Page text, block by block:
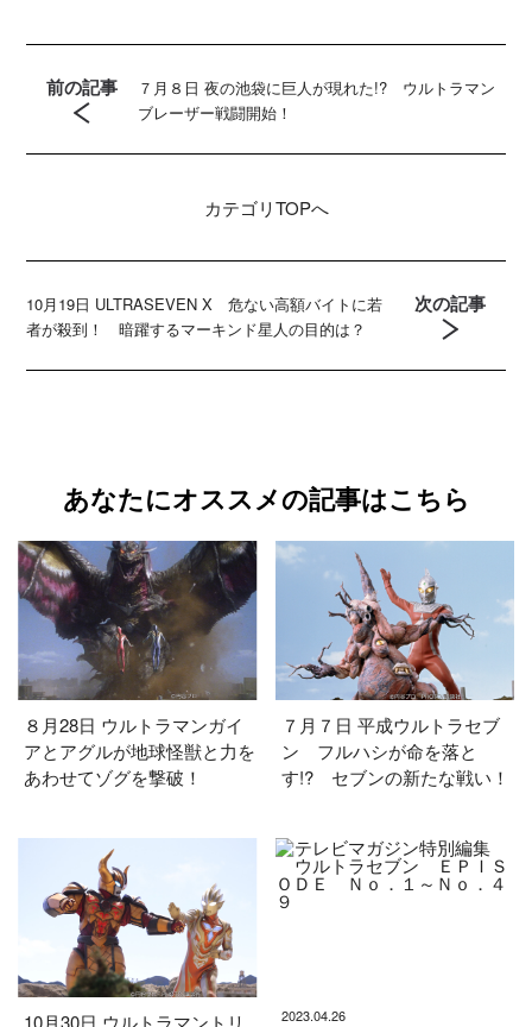
前の記事
７月８日 夜の池袋に巨人が現れた!? ウルトラマン
ブレーザー戦闘開始！
カテゴリTOPへ
10月19日 ULTRASEVEN X 危ない高額バイトに若
者が殺到！ 暗躍するマーキンド星人の目的は？
次の記事
あなたにオススメの記事はこちら
８月28日 ウルトラマンガイ
アとアグルが地球怪獣と力を
あわせてゾグを撃破！
７月７日 平成ウルトラセブ
ン フルハシが命を落と
す!? セブンの新たな戦い！
2023.04.26